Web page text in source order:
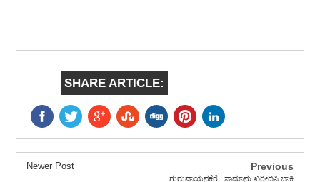
SHARE ARTICLE:
Newer Post Previous
ಗುರುವಾಯನಕೆರೆ : ಸಾಮಾನು ಖರೀದಿಸಿ ಬಾಕಿ